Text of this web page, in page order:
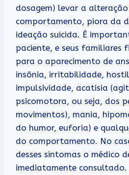
dosagem) levar a
comportamento, piora da
ideação suicida. É
paciente, e seus familiares
para o aparecimento de
insônia, irritabilidade,
impulsividade, acatisia
psicomotora, ou seja, dos
movimentos), mania,
do humor, euforia) e
do comportamento. No
desses sintomas o médico
imediatamente consultado.